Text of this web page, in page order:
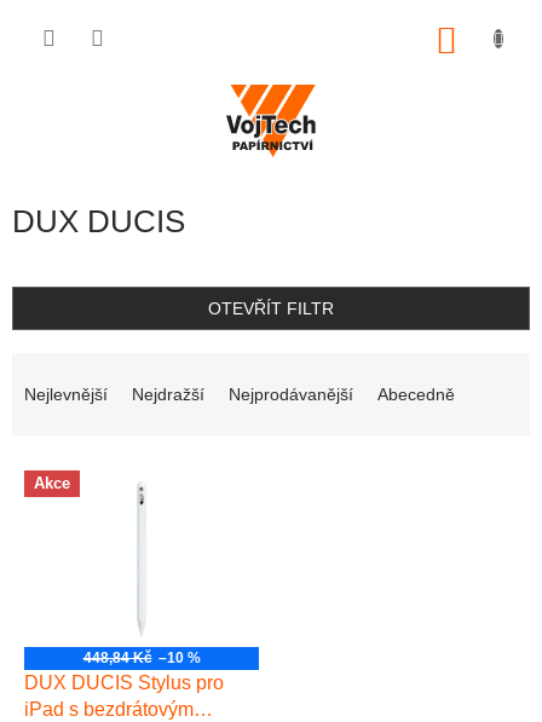
DUX DUCIS
OTEVŘÍT FILTR
Nejlevnější Nejdražší Nejprodávanější Abecedně
Výpis produktů
Akce
448,84 Kč –10 %
DUX DUCIS Stylus pro
iPad s bezdrátovým